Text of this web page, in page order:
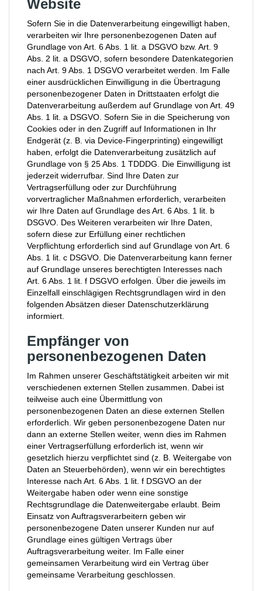
Website
Sofern Sie in die Datenverarbeitung eingewilligt haben,
verarbeiten wir Ihre personenbezogenen Daten auf
Grundlage von Art. 6 Abs. 1 lit. a DSGVO bzw. Art. 9
Abs. 2 lit. a DSGVO, sofern besondere Datenkategorien
nach Art. 9 Abs. 1 DSGVO verarbeitet werden. Im Falle
einer ausdrücklichen Einwilligung in die Übertragung
personenbezogener Daten in Drittstaaten erfolgt die
Datenverarbeitung außerdem auf Grundlage von Art. 49
Abs. 1 lit. a DSGVO. Sofern Sie in die Speicherung von
Cookies oder in den Zugriff auf Informationen in Ihr
Endgerät (z. B. via Device-Fingerprinting) eingewilligt
haben, erfolgt die Datenverarbeitung zusätzlich auf
Grundlage von § 25 Abs. 1 TDDDG. Die Einwilligung ist
jederzeit widerrufbar. Sind Ihre Daten zur
Vertragserfüllung oder zur Durchführung
vorvertraglicher Maßnahmen erforderlich, verarbeiten
wir Ihre Daten auf Grundlage des Art. 6 Abs. 1 lit. b
DSGVO. Des Weiteren verarbeiten wir Ihre Daten,
sofern diese zur Erfüllung einer rechtlichen
Verpflichtung erforderlich sind auf Grundlage von Art. 6
Abs. 1 lit. c DSGVO. Die Datenverarbeitung kann ferner
auf Grundlage unseres berechtigten Interesses nach
Art. 6 Abs. 1 lit. f DSGVO erfolgen. Über die jeweils im
Einzelfall einschlägigen Rechtsgrundlagen wird in den
folgenden Absätzen dieser Datenschutzerklärung
informiert.
Empfänger von
personenbezogenen Daten
Im Rahmen unserer Geschäftstätigkeit arbeiten wir mit
verschiedenen externen Stellen zusammen. Dabei ist
teilweise auch eine Übermittlung von
personenbezogenen Daten an diese externen Stellen
erforderlich. Wir geben personenbezogene Daten nur
dann an externe Stellen weiter, wenn dies im Rahmen
einer Vertragserfüllung erforderlich ist, wenn wir
gesetzlich hierzu verpflichtet sind (z. B. Weitergabe von
Daten an Steuerbehörden), wenn wir ein berechtigtes
Interesse nach Art. 6 Abs. 1 lit. f DSGVO an der
Weitergabe haben oder wenn eine sonstige
Rechtsgrundlage die Datenweitergabe erlaubt. Beim
Einsatz von Auftragsverarbeitern geben wir
personenbezogene Daten unserer Kunden nur auf
Grundlage eines gültigen Vertrags über
Auftragsverarbeitung weiter. Im Falle einer
gemeinsamen Verarbeitung wird ein Vertrag über
gemeinsame Verarbeitung geschlossen.